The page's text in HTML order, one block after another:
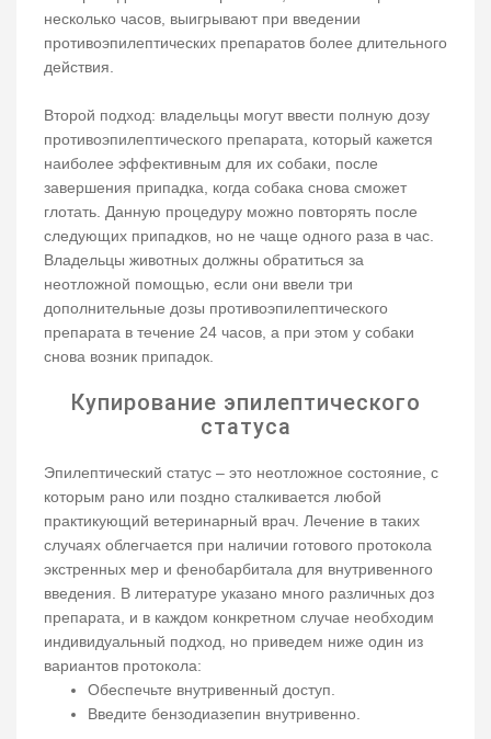
несколько часов, выигрывают при введении
противоэпилептических препаратов более длительного
действия.
Второй подход: владельцы могут ввести полную дозу
противоэпилептического препарата, который кажется
наиболее эффективным для их собаки, после
завершения припадка, когда собака снова сможет
глотать. Данную процедуру можно повторять после
следующих припадков, но не чаще одного раза в час.
Владельцы животных должны обратиться за
неотложной помощью, если они ввели три
дополнительные дозы противоэпилептического
препарата в течение 24 часов, а при этом у собаки
снова возник припадок.
Купирование эпилептического
статуса
Эпилептический статус – это неотложное состояние, с
которым рано или поздно сталкивается любой
практикующий ветеринарный врач. Лечение в таких
случаях облегчается при наличии готового протокола
экстренных мер и фенобарбитала для внутривенного
введения. В литературе указано много различных доз
препарата, и в каждом конкретном случае необходим
индивидуальный подход, но приведем ниже один из
вариантов протокола:
Обеспечьте внутривенный доступ.
Введите бензодиазепин внутривенно.